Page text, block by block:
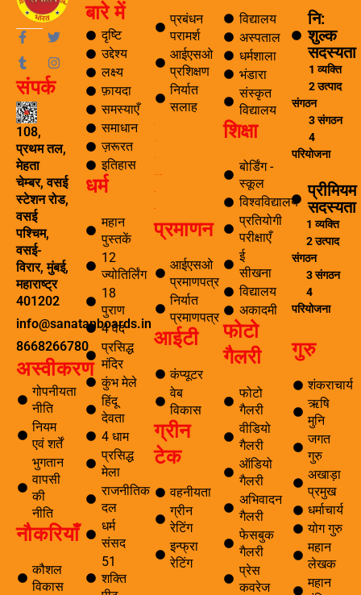
F
a
c
e
b
o
o
k
-
f
T
i
t
T
u
m
b
l
r
I
s
a
m
संपर्क
108,
प्रथम तल,
मेहता
चेम्बर, वसई
स्टेशन रोड,
वसई
पश्चिम,
वसई-
विरार, मुंबई,
महाराष्ट्र
401202
info@sanatanboards.in
8668266780
अस्वीकरण
गोपनीयता
नीति
नियम
एवं शर्तें
भुगतान
वापसी
की
नीति
नौकरियाँ
कौशल
विकास
बारे में
दृष्टि
उद्देश्य
लक्ष्य
फ़ायदा
समस्याएँ
समाधान
ज़रूरत
इतिहास
धर्म
महान
पुस्तकें
12
ज्योतिर्लिंग
18
पुराण
4 वेद
प्रसिद्ध
मंदिर
कुंभ मेले
हिंदू
देवता
4 धाम
प्रसिद्ध
मेला
राजनीतिक
दल
धर्म
संसद
51
शक्ति
प्रबंधन
परामर्श
आईएसओ
प्रशिक्षण
निर्यात
सलाह
प्रमाणन
आईएसओ
प्रमाणपत्र
निर्यात
प्रमाणपत्र
आईटी
कंप्यूटर
वेब
विकास
ग्रीन
टेक
वहनीयता
ग्रीन
रेटिंग
इन्फ्रा
रेटिंग
विद्यालय
अस्पताल
धर्मशाला
भंडारा
संस्कृत
विद्यालय
शिक्षा
बोर्डिंग -
स्कूल
विश्वविद्यालय
प्रतियोगी
परीक्षाएँ
ई
सीखना
विद्यालय
अकादमी
फोटो
गैलरी
फोटो
गैलरी
वीडियो
गैलरी
ऑडियो
गैलरी
अभिवादन
गैलरी
फेसबुक
गैलरी
प्रेस
कवरेज
नि:
शुल्क
सदस्यता
1 व्यक्ति
2 उत्पाद
संगठन
3 संगठन
4
परियोजना
प्रीमियम
सदस्यता
1 व्यक्ति
2 उत्पाद
संगठन
3 संगठन
4
परियोजना
गुरु
शंकराचार्य
ऋषि
मुनि
जगत
गुरु
अखाड़ा
प्रमुख
धर्माचार्य
योग गुरु
महान
लेखक
महान